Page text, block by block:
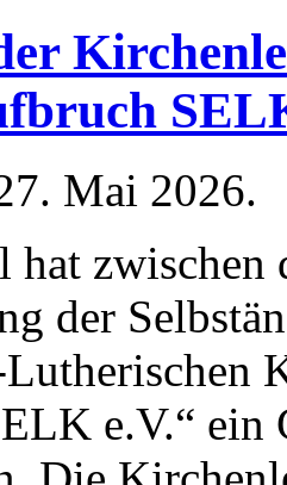
Mai 2026.
zwischen
der
e.V.“ ein